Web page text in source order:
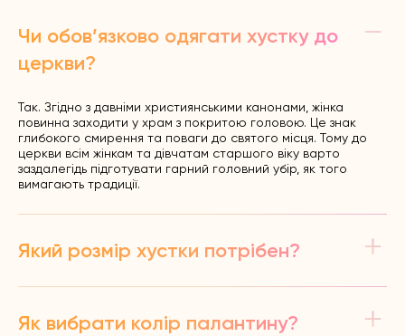
Чи обов’язково одягати хустку до
церкви?
Так. Згідно з давніми християнськими канонами, жінка
повинна заходити у храм з покритою головою. Це знак
глибокого смирення та поваги до святого місця. Тому до
церкви всім жінкам та дівчатам старшого віку варто
заздалегідь підготувати гарний головний убір, як того
вимагають традиції.
Який розмір хустки потрібен?
Як вибрати колір палантину?